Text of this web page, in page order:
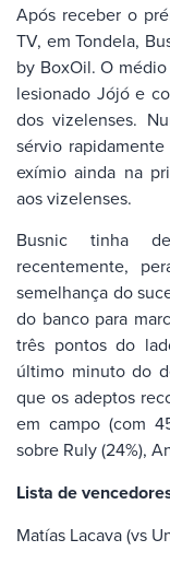
Após receber o
TV, em Tondela,
by BoxOil. O
lesionado Jójó e
dos vizelenses.
sérvio
exímio ainda na
aos vizelenses.
Busnic tinha
recentemente,
semelhança do
do banco para
três pontos do
último minuto do
que os adeptos
em campo (com
sobre Ruly (24%),
Lista de
Matías Lacava (vs